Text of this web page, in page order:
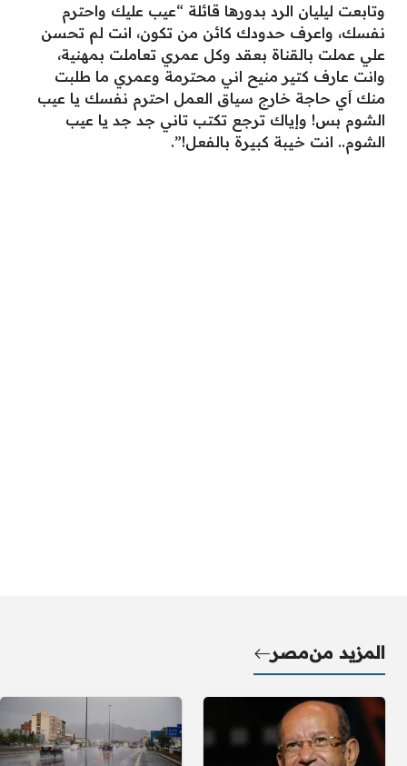
وتابعت ليليان الرد بدورها قائلة “عيب عليك واحترم
نفسك، واعرف حدودك كائن من تكون، انت لم تحسن
علي عملت بالقناة بعقد وكل عمري تعاملت بمهنية،
وانت عارف كتير منيح اني محترمة وعمري ما طلبت
منك اَي حاجة خارج سياق العمل احترم نفسك يا عيب
الشوم بس! وإياك ترجع تكتب تاني جد جد يا عيب
الشوم.. انت خيبة كبيرة بالفعل!”.
المزيد منمصر